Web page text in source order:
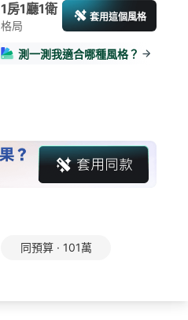
1房1廳1衛
格局
套用這個風格
測一測我適合哪種風格？
同預算 · 101萬